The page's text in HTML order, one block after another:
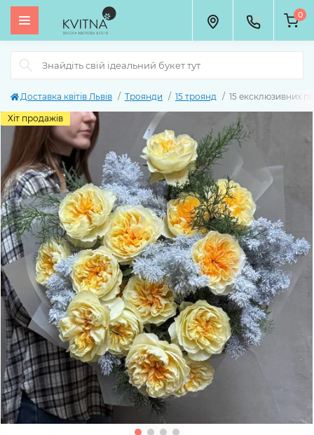
0
Доставка квітів Львів Троянди 15 троянд 15 ексклюзивних
Хіт продажів